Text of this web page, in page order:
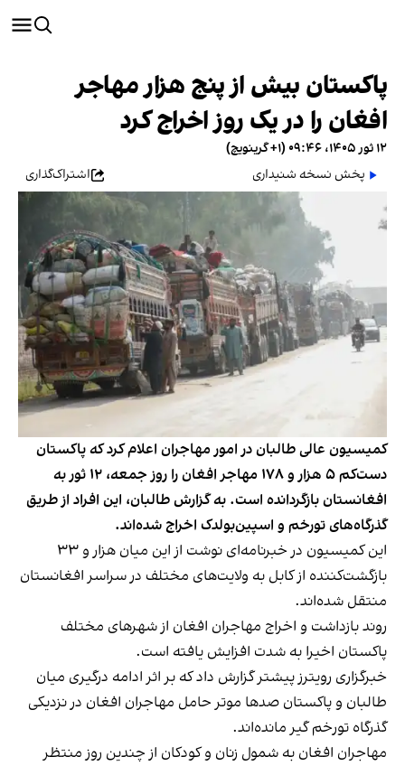
پاکستان بیش از پنج هزار مهاجر
افغان را در یک روز اخراج کرد
۱۲ ثور ۱۴۰۵، ۰۹:۴۶ (‎+۱ گرینویچ)
پخش نسخه شنیداری
اشتراک‌گذاری
کمیسیون عالی طالبان در امور مهاجران اعلام کرد که پاکستان
دست‌کم ۵ هزار و ۱۷۸ مهاجر افغان را روز جمعه، ۱۲ ثور به
افغانستان بازگردانده است. به گزارش طالبان، این افراد از طریق
گذرگاه‌های تورخم و اسپین‌بولدک اخراج شده‌اند.
این کمیسیون در خبرنامه‌ای نوشت از این میان هزار و ۳۳
بازگشت‌کننده از کابل به ولایت‌های مختلف در سراسر افغانستان
منتقل شده‌اند.
روند بازداشت و اخراج مهاجران افغان از شهرهای مختلف
پاکستان اخیرا به شدت افزایش یافته است.
خبرگزاری رویترز پیشتر گزارش داد که بر اثر ادامه درگیری میان
طالبان و پاکستان صدها موتر حامل مهاجران افغان در نزدیکی
گذرگاه تورخم گیر مانده‌اند.
مهاجران افغان به شمول زنان و کودکان از چندین روز منتظر